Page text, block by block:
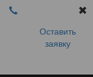
Оставить
заявку